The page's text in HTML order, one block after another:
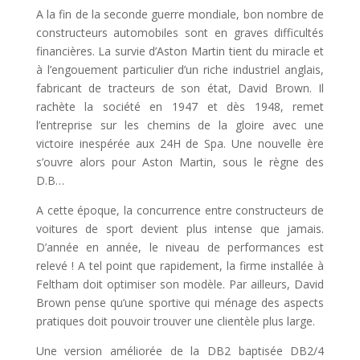
A la fin de la seconde guerre mondiale, bon nombre de
constructeurs automobiles sont en graves difficultés
financières. La survie d’Aston Martin tient du miracle et
à l’engouement particulier d’un riche industriel anglais,
fabricant de tracteurs de son état, David Brown. Il
rachète la société en 1947 et dès 1948, remet
l’entreprise sur les chemins de la gloire avec une
victoire inespérée aux 24H de Spa. Une nouvelle ère
s’ouvre alors pour Aston Martin, sous le règne des
D.B…
A cette époque, la concurrence entre constructeurs de
voitures de sport devient plus intense que jamais.
D’année en année, le niveau de performances est
relevé ! A tel point que rapidement, la firme installée à
Feltham doit optimiser son modèle. Par ailleurs, David
Brown pense qu’une sportive qui ménage des aspects
pratiques doit pouvoir trouver une clientèle plus large.
Une version améliorée de la DB2 baptisée DB2/4